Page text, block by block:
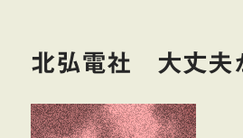
北弘電社 大丈夫